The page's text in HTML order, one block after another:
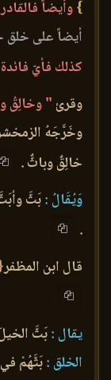
}وأيضاً
أيضاً على خلق
كذلك فأيّ
وقرئ " وخالِقُ
وخَرَّجَهُ
خالِقٌ وباثٌّ .
وَيُقَالُ :بَثَّ
.
قال ابن المظفر
يقال :بَثَّ
الخلق :بَثَّهُمْ